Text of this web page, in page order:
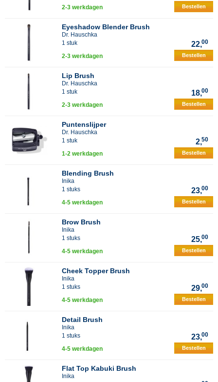
2-3 werkdagen Bestellen
Eyeshadow Blender Brush
Dr. Hauschka
1 stuk
22,00
2-3 werkdagen Bestellen
Lip Brush
Dr. Hauschka
1 stuk
18,00
2-3 werkdagen Bestellen
Puntenslijper
Dr. Hauschka
1 stuk
2,50
1-2 werkdagen Bestellen
Blending Brush
Inika
1 stuks
23,00
4-5 werkdagen Bestellen
Brow Brush
Inika
1 stuks
25,00
4-5 werkdagen Bestellen
Cheek Topper Brush
Inika
1 stuks
29,00
4-5 werkdagen Bestellen
Detail Brush
Inika
1 stuks
23,00
4-5 werkdagen Bestellen
Flat Top Kabuki Brush
Inika